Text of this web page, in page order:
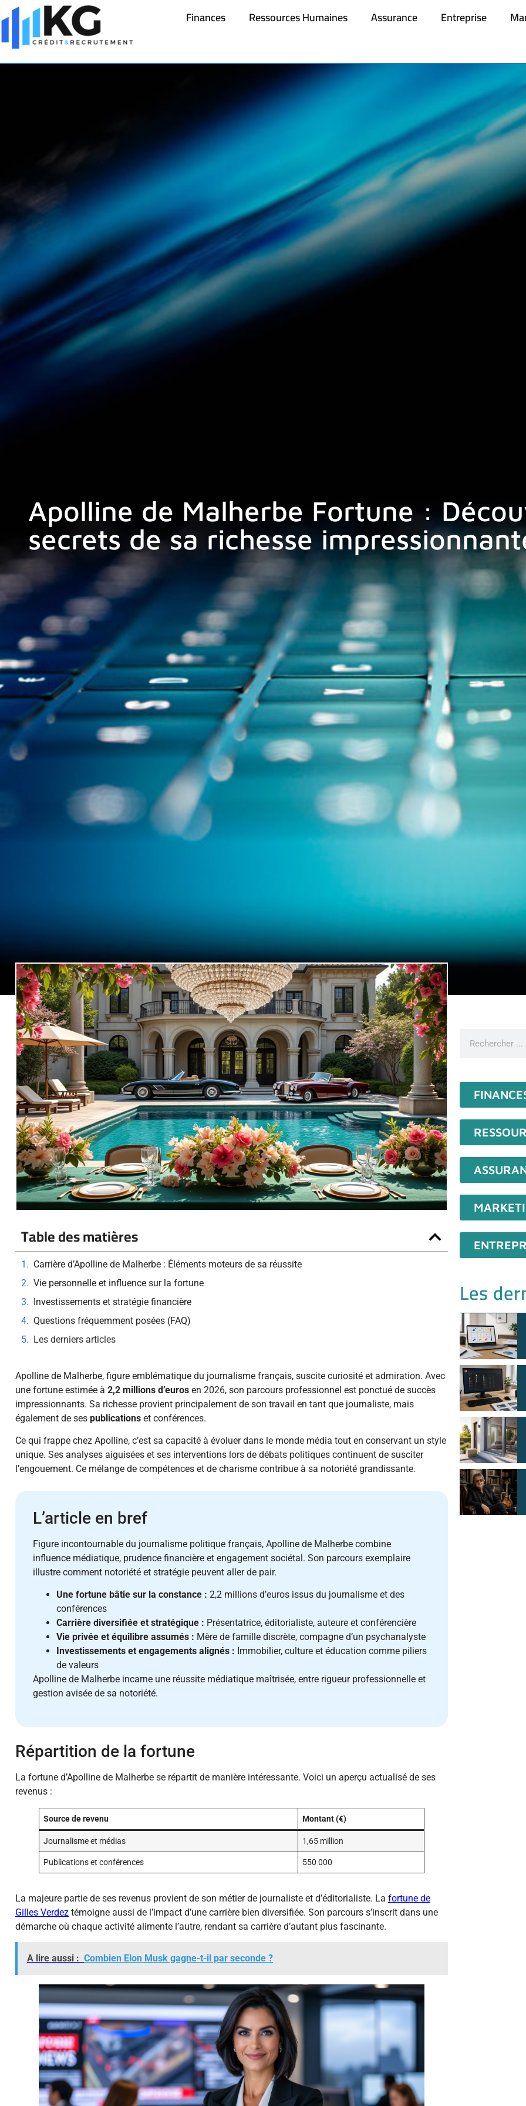
Finances Ressources Humaines Assurance Entreprise
Apolline de Malherbe Fortune :
secrets de sa richesse
Table des matières
Carrière d’Apolline de Malherbe : Éléments moteurs de sa réussite
Vie personnelle et influence sur la fortune
Investissements et stratégie financière
Questions fréquemment posées (FAQ)
Les derniers articles
Apolline de Malherbe, figure emblématique du journalisme français, suscite curiosité et admiration. Avec
une fortune estimée à 2,2 millions d’euros en 2026, son parcours professionnel est ponctué de succès
impressionnants. Sa richesse provient principalement de son travail en tant que journaliste, mais
également de ses publications et conférences.
Ce qui frappe chez Apolline, c’est sa capacité à évoluer dans le monde média tout en conservant un style
unique. Ses analyses aiguisées et ses interventions lors de débats politiques continuent de susciter
l’engouement. Ce mélange de compétences et de charisme contribue à sa notoriété grandissante.
L’article en bref
Figure incontournable du journalisme politique français, Apolline de Malherbe combine
influence médiatique, prudence financière et engagement sociétal. Son parcours exemplaire
illustre comment notoriété et stratégie peuvent aller de pair.
Une fortune bâtie sur la constance : 2,2 millions d’euros issus du journalisme et des
conférences
Carrière diversifiée et stratégique : Présentatrice, éditorialiste, auteure et conférencière
Vie privée et équilibre assumés : Mère de famille discrète, compagne d’un psychanalyste
Investissements et engagements alignés : Immobilier, culture et éducation comme piliers
de valeurs
Apolline de Malherbe incarne une réussite médiatique maîtrisée, entre rigueur professionnelle et
gestion avisée de sa notoriété.
Répartition de la fortune
La fortune d’Apolline de Malherbe se répartit de manière intéressante. Voici un aperçu actualisé de ses
revenus :
Source de revenu Montant (€)
Journalisme et médias 1,65 million
Publications et conférences 550 000
La majeure partie de ses revenus provient de son métier de journaliste et d’éditorialiste. La fortune de
Gilles Verdez témoigne aussi de l’impact d’une carrière bien diversifiée. Son parcours s’inscrit dans une
démarche où chaque activité alimente l’autre, rendant sa carrière d’autant plus fascinante.
A lire aussi : Combien Elon Musk gagne-t-il par seconde ?
Les